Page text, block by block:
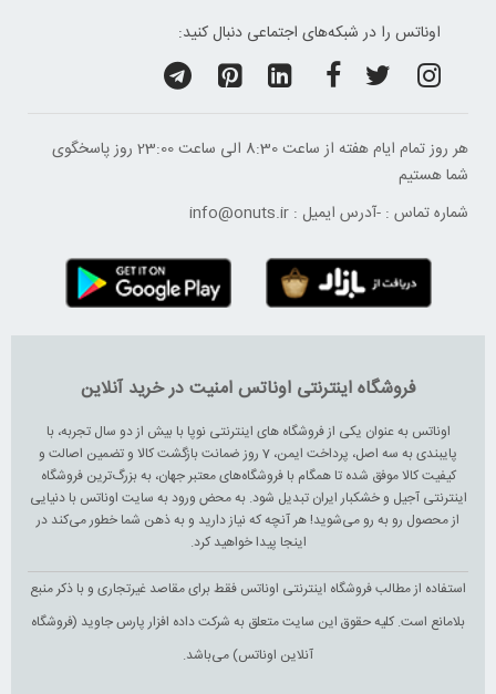
اوناتس را در شبکه‌های اجتماعی دنبال کنید:
هر روز تمام ایام هفته از ساعت 8:30 الی ساعت 23:00 ‌روز پاسخگوی
شما هستیم
شماره تماس : -آدرس ایمیل : info@onuts.ir
فروشگاه اینترنتی اوناتس امنیت در خرید آنلاین
اوناتس به عنوان یکی از فروشگاه های اینترنتی نوپا با بیش از دو سال تجربه، با
پایبندی به سه اصل، پرداخت ایمن، 7 روز ضمانت بازگشت کالا و تضمین اصالت و
کیفیت کالا موفق شده تا همگام با فروشگاه‌های معتبر جهان، به بزرگ‌ترین فروشگاه
اینترنتی آجیل و خشکبار ایران تبدیل شود. به محض ورود به سایت اوناتس با دنیایی
از محصول رو به رو می‌شوید! هر آنچه که نیاز دارید و به ذهن شما خطور می‌کند در
اینجا پیدا خواهید کرد.
استفاده از مطالب فروشگاه اینترنتی اوناتس فقط برای مقاصد غیرتجاری و با ذکر منبع
بلامانع است. کلیه حقوق این سایت متعلق به شرکت داده افزار پارس جاوید (فروشگاه
آنلاین اوناتس) می‌باشد.